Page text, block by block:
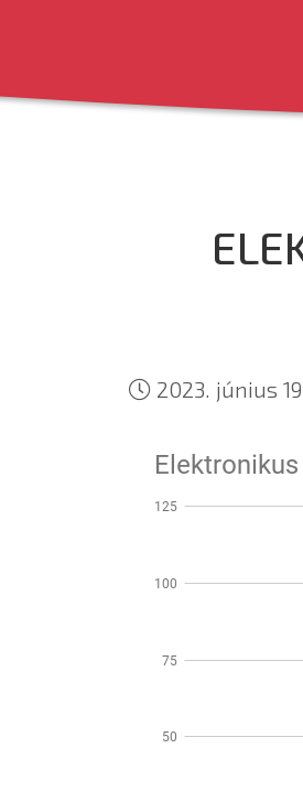
2023. június